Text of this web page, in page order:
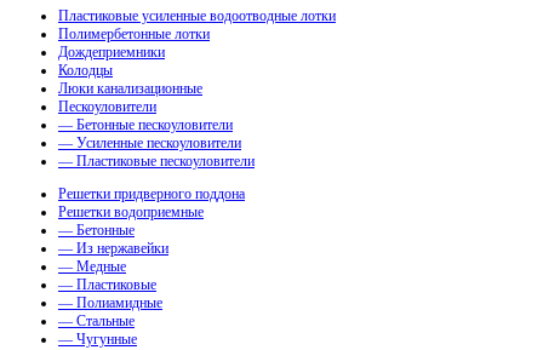
Пластиковые усиленные водоотводные лотки
Полимербетонные лотки
Дождеприемники
Колодцы
Люки канализационные
Пескоуловители
— Бетонные пескоуловители
— Усиленные пескоуловители
— Пластиковые пескоуловители
Решетки придверного поддона
Решетки водоприемные
— Бетонные
— Из нержавейки
— Медные
— Пластиковые
— Полиамидные
— Стальные
— Чугунные